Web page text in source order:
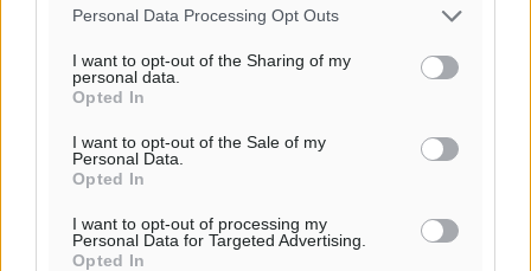
Personal Data Processing Opt Outs
I want to opt-out of the Sharing of my
personal data.
Opted In
I want to opt-out of the Sale of my
Personal Data.
Opted In
I want to opt-out of processing my
Personal Data for Targeted Advertising.
Opted In